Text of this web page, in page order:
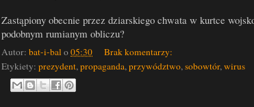
Zastąpiony obecnie przez dziarskiego chwata w kurtce
podobnym rumianym obliczu?
Autor: bat-i-balo05:30
Brak komentarzy:
Etykiety: prezydent,propaganda,przywództwo,sobowtór,wirus